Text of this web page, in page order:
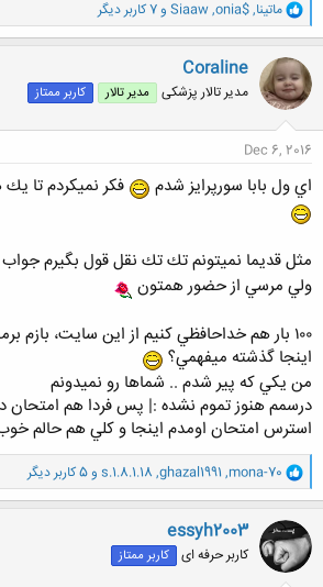
و
ا
ک
ن
ش
ه
ا
ماتینا,
onia$
,
Siaaw و 7 کاربر دیگر
Coraline
مدیر تالار پزشکی مدیر تالار کاربر ممتاز
Dec 6, 2016
اي ول بابا سورپرايز شدم فكر نميكردم تا
مثل قديما نميتونم تك تك نقل قول بگيرم
ولي مرسي از حضور همتون
١٠٠ بار هم خداحافظي كنيم از اين سايت، بازم
اينجا گذشته ميفهمي؟
من يكي كه پير شدم .. شماها رو نميدونم
درسمم هنوز تموم نشده :| پس فردا هم امتحان
استرس امتحان اومدم اينجا و كلي هم حالم
و
ا
ک
ن
ش
ه
ا
mona-70
,
ghazal1991
,
s.1.8.1.18 و 5 کاربر دیگر
essyh2003
کاربر حرفه ای کاربر ممتاز